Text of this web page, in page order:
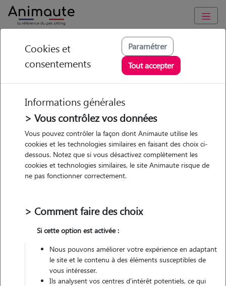
Animaute Provence Alpes Côte d'Azur /Bouches-du-Rhône
Marseille 14e Arrondissement
Marwa - Petsitter à
MARSEILLE 14
• 25 ans
Garde
chez le Pet Sitter
Pas d'animaux
Véhiculé
Cookies et
consentements
Paramétrer
Tout accepter
Informations générales
> Vous contrôlez vos données
Vous pouvez contrôler la façon dont Animaute utilise les
cookies et les technologies similaires en faisant des choix ci-
dessous. Notez que si vous désactivez complètement les
cookies et technologies similaires, le site Animaute risque de
ne pas fonctionner correctement.
> Comment faire des choix
Si cette option est activée :
Nous pouvons améliorer votre expérience en adaptant
le site et le contenu à des éléments susceptibles de
vous intéresser.
Ils analysent vos centres d'intérêt potentiels, ce qui